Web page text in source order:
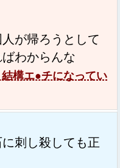
が帰ろうとして
わからんな
結構エ●チになってい
刺し殺しても正